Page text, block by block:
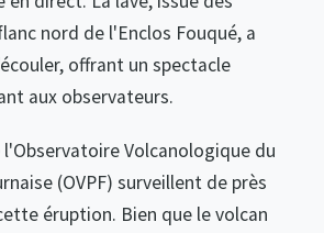
nord de l'Enclos Fouqué, a
offrant un spectacle
aux observateurs.
l'Observatoire Volcanologique du
(OVPF) surveillent de près
éruption. Bien que le volcan